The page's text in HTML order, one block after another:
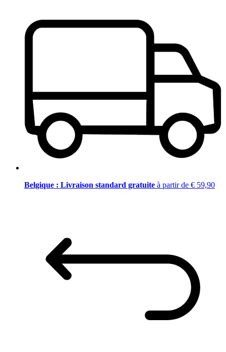
Belgique : Livraison standard gratuite à partir de € 59,90